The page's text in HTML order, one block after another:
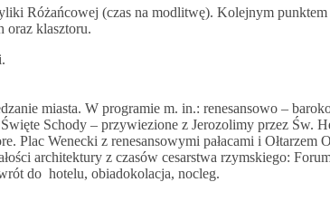
Różańcowej (czas na modlitwę). Kolejnym punktem
oraz klasztoru.
miasta. W programie m. in.: renesansowo –
Schody – przywiezione z Jerozolimy przez Św.
Plac Wenecki z renesansowymi pałacami i Ołtarzem
architektury z czasów cesarstwa rzymskiego:
do hotelu, obiadokolacja, nocleg.